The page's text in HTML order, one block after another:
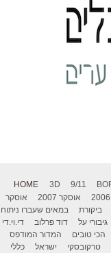
HOME 3D 9/11
אוסקר 2007
אוסקר
ביקורת
במאים שעברו ניתוח
גיבורי על דוד פרלוב
די.וי.די
הכי טובים
המדור המודפס
טרקובסקי ישראל כללי